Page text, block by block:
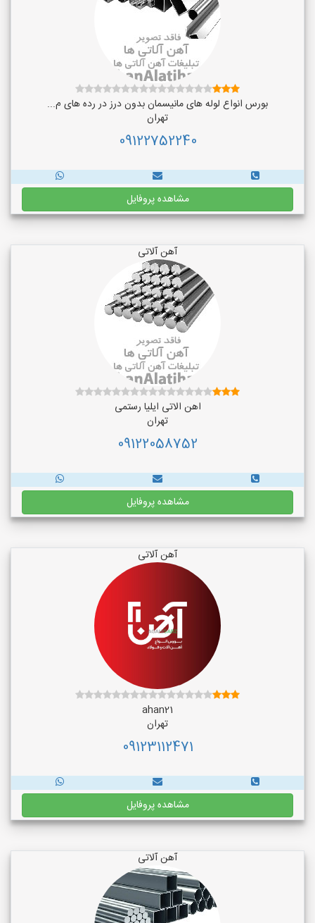
بورس انواع لوله های مانیسمان بدون درز در رده های م...
تهران
09122752240
مشاهده پروفایل
آهن آلاتی
اهن الاتی ایلیا رستمی
تهران
09122058752
مشاهده پروفایل
آهن آلاتی
ahan21
تهران
09123112471
مشاهده پروفایل
آهن آلاتی